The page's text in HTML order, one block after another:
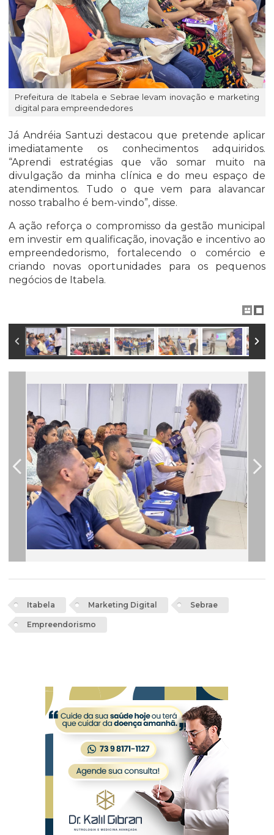
Prefeitura de Itabela e Sebrae levam inovação e marketing
digital para empreendedores
Já Andréia Santuzi destacou que pretende aplicar
imediatamente os conhecimentos adquiridos.
“Aprendi estratégias que vão somar muito na
divulgação da minha clínica e do meu espaço de
atendimentos. Tudo o que vem para alavancar
nosso trabalho é bem-vindo”, disse.
A ação reforça o compromisso da gestão municipal
em investir em qualificação, inovação e incentivo ao
empreendedorismo, fortalecendo o comércio e
criando novas oportunidades para os pequenos
negócios de Itabela.
Itabela Marketing Digital Sebrae
Empreendorismo